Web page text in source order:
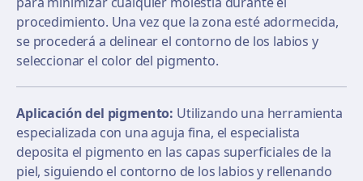
procedimiento. Una vez que la zona esté adormecida,
se procederá a delinear el contorno de los labios y
seleccionar el color del pigmento.
Aplicación del pigmento: Utilizando una herramienta
especializada con una aguja fina, el especialista
deposita el pigmento en las capas superficiales de la
piel, siguiendo el contorno de los labios y rellenando